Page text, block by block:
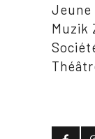
Jeune
Muzik